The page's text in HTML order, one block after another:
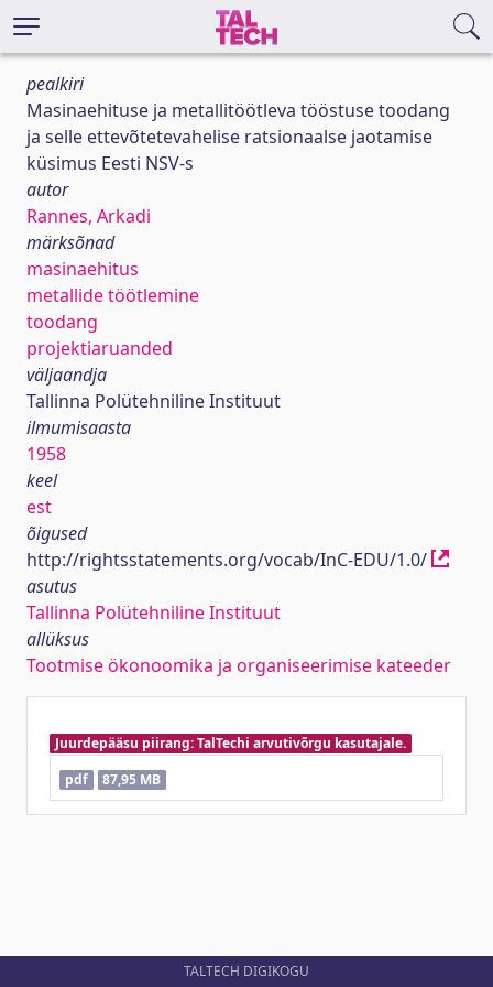
pealkiri
Masinaehituse ja metallitöötleva tööstuse toodang
ja selle ettevõtetevahelise ratsionaalse jaotamise
küsimus Eesti NSV-s
autor
Rannes, Arkadi
märksõnad
masinaehitus
metallide töötlemine
toodang
projektiaruanded
väljaandja
Tallinna Polütehniline Instituut
ilmumisaasta
1958
keel
est
õigused
http://rightsstatements.org/vocab/InC-EDU/1.0/
asutus
Tallinna Polütehniline Instituut
allüksus
Tootmise ökonoomika ja organiseerimise kateeder
Juurdepääsu piirang: TalTechi arvutivõrgu kasutajale.
pdf
87,95 MB
TALTECH DIGIKOGU